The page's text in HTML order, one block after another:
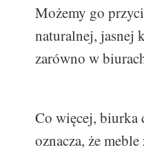
Możemy go
naturalnej, jasnej
zarówno w
Co więcej, biurka
oznacza, że